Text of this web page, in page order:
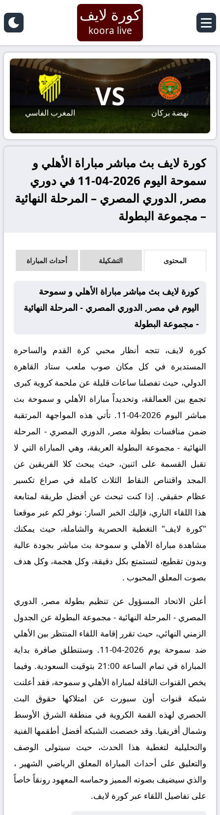
كورة لايف
koora live
نهضة بركان
VS
المغرب الفاسي
كورة لايف بث مباشر مباراة الأهلي و
سموحة اليوم 2026-04-11 في دوري
مصر, الدوري المصري – المرحلة النهائية
– مجموعة البطولة
المحتوى التشكيلة أحداث المباراة
كورة لايف بث مباشر مباراة الأهلي و سموحة
اليوم في مصر, الدوري المصري - المرحلة النهائية
- مجموعة البطولة
كورة لايف، تتجه أنظار محبي كرة القدم والساحرة
المستديرة في كل مكان صوب ملعب ستاد القاهرة
الدولي، حيث تفصلنا ساعات قليلة عن ملحمة كروية كبرى
تجمع بين العمالقة، وتحديداً مباراة الأهلي و سموحة بث
مباشر
اليوم 2026-04-11. تأتي هذه المواجهة المرتقبة
ضمن منافسات بطولة مصر, الدوري المصري - المرحلة
النهائية - مجموعة البطولة العريقة، وهي المباراة التي لا
تقبل القسمة على اثنين، حيث يبحث كلا الفريقين عن
المجد واقتناص النقاط الثلاث كاملة في صراع تكسير
عظام حقيقي. إذا كنت تبحث عن أفضل طريقة لمتابعة
هذا اللقاء الناري، فإليك الخبر السار: نوفر لكم عبر موقعنا
"كورة لايف" التغطية الحصرية والشاملة، حيث يمكنك
مشاهدة مباراة الأهلي و سموحة بث مباشر بجودة عالية
وبدون تقطيع، لتستمتع بكل دقيقة، وكل هجمة، وكل هدف
بصوت المعلق المحبوب .
أعلن الاتحاد المسؤول عن تنظيم بطولة مصر, الدوري
المصري - المرحلة النهائية - مجموعة البطولة عن الجدول
الزمني النهائي، حيث تقرر إقامة اللقاء المنتظر بين الأهلي
ضد سموحة
يوم 2026-04-11. وستنطلق صافرة بداية
المباراة في تمام الساعة 21:00 بتوقيت السعودية. وفيما
يخص القنوات الناقلة لمباراة الأهلي و سموحة، فقد أعلنت
شبكة قنوات أون سبورت عن امتلاكها حقوق البث
الحصري لهذه القمة الكروية في منطقة الشرق الأوسط
وشمال أفريقيا. وقد خصصت الشبكة أفضل أطقمها الفنية
والتحليلية لتغطية هذا الحدث، حيث سيتولى الوصف
والتعليق على أحداث المباراة المعلق الرياضي الشهير ،
والذي سيضيف بصوته المميز وحماسه المعهود رونقاً خاصاً
على تفاصيل اللقاء عبر كورة لايف.